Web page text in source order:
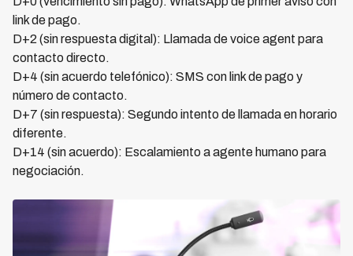
link de pago.
D+2 (sin respuesta digital): Llamada de voice agent para
contacto directo.
D+4 (sin acuerdo telefónico): SMS con link de pago y
número de contacto.
D+7 (sin respuesta): Segundo intento de llamada en horario
diferente.
D+14 (sin acuerdo): Escalamiento a agente humano para
negociación.